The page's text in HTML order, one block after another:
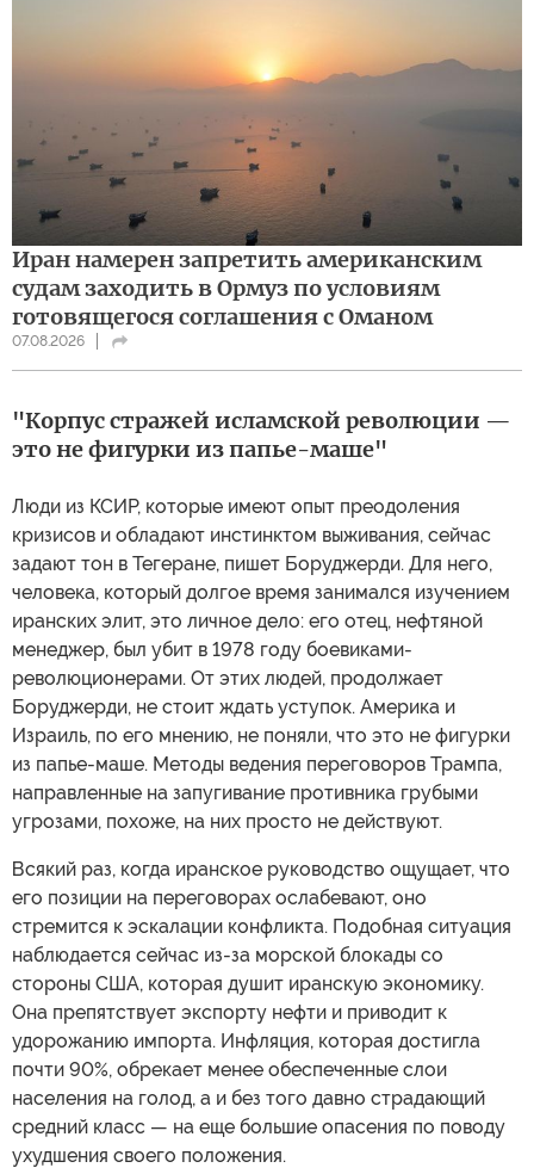
Иран намерен запретить американским
судам заходить в Ормуз по условиям
готовящегося соглашения с Оманом
07.08.2026
"Корпус стражей исламской революции —
это не фигурки из папье-маше"
Люди из КСИР, которые имеют опыт преодоления
кризисов и обладают инстинктом выживания, сейчас
задают тон в Тегеране, пишет Боруджерди. Для него,
человека, который долгое время занимался изучением
иранских элит, это личное дело: его отец, нефтяной
менеджер, был убит в 1978 году боевиками-
революционерами. От этих людей, продолжает
Боруджерди, не стоит ждать уступок. Америка и
Израиль, по его мнению, не поняли, что это не фигурки
из папье-маше. Методы ведения переговоров Трампа,
направленные на запугивание противника грубыми
угрозами, похоже, на них просто не действуют.
Всякий раз, когда иранское руководство ощущает, что
его позиции на переговорах ослабевают, оно
стремится к эскалации конфликта. Подобная ситуация
наблюдается сейчас из-за морской блокады со
стороны США, которая душит иранскую экономику.
Она препятствует экспорту нефти и приводит к
удорожанию импорта. Инфляция, которая достигла
почти 90%, обрекает менее обеспеченные слои
населения на голод, а и без того давно страдающий
средний класс — на еще большие опасения по поводу
ухудшения своего положения.